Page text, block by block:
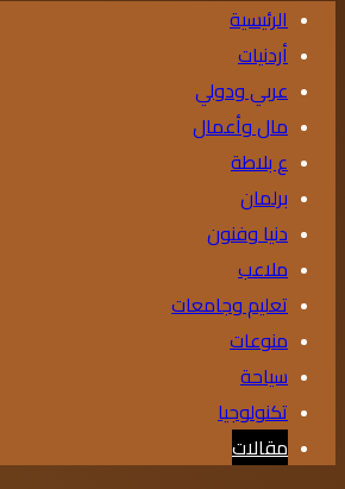
الرئيسية
أردنيات
عربي ودولي
مال وأعمال
ع بلاطة
برلمان
دنيا وفنون
ملاعب
تعليم وجامعات
منوعات
سياحة
تكنولوجيا
مقالات